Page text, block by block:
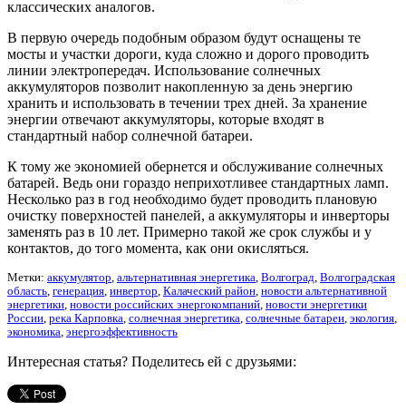
классических аналогов.
В первую очередь подобным образом будут оснащены те
мосты и участки дороги, куда сложно и дорого проводить
линии электропередач. Использование солнечных
аккумуляторов позволит накопленную за день энергию
хранить и использовать в течении трех дней. За хранение
энергии отвечают аккумуляторы, которые входят в
стандартный набор солнечной батареи.
К тому же экономией обернется и обслуживание солнечных
батарей. Ведь они гораздо неприхотливее стандартных ламп.
Несколько раз в год необходимо будет проводить плановую
очистку поверхностей панелей, а аккумуляторы и инверторы
заменять раз в 10 лет. Примерно такой же срок службы и у
контактов, до того момента, как они окисляться.
Метки: аккумулятор, альтернативная энергетика, Волгоград, Волгоградская
область, генерация, инвертор, Калаческий район, новости альтернативной
энергетики, новости российских энергокомпаний, новости энергетики
России, река Карповка, солнечная энергетика, солнечные батареи, экология,
экономика, энергоэффективность
Интересная статья? Поделитесь ей с друзьями: